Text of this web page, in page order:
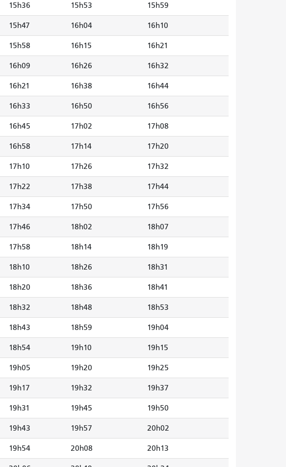
15h36 15h53 15h59
15h47 16h04 16h10
15h58 16h15 16h21
16h09 16h26 16h32
16h21 16h38 16h44
16h33 16h50 16h56
16h45 17h02 17h08
16h58 17h14 17h20
17h10 17h26 17h32
17h22 17h38 17h44
17h34 17h50 17h56
17h46 18h02 18h07
17h58 18h14 18h19
18h10 18h26 18h31
18h20 18h36 18h41
18h32 18h48 18h53
18h43 18h59 19h04
18h54 19h10 19h15
19h05 19h20 19h25
19h17 19h32 19h37
19h31 19h45 19h50
19h43 19h57 20h02
19h54 20h08 20h13